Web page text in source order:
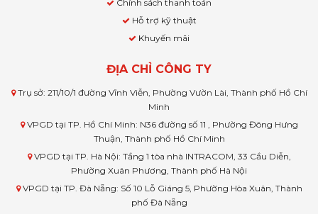
Chính sách thanh toán
Hỗ trợ kỹ thuật
Khuyến mãi
ĐỊA CHỈ CÔNG TY
Trụ sở: 211/10/1 đường Vĩnh Viễn, Phường Vườn Lài, Thành phố Hồ Chí
Minh
VPGD tại TP. Hồ Chí Minh: N36 đường số 11 , Phường Đông Hưng
Thuận, Thành phố Hồ Chí Minh
VPGD tại TP. Hà Nội: Tầng 1 tòa nhà INTRACOM, 33 Cầu Diễn,
Phường Xuân Phương, Thành phố Hà Nội
VPGD tại TP. Đà Nẵng: Số 10 Lỗ Giáng 5, Phường Hòa Xuân, Thành
phố Đà Nẵng